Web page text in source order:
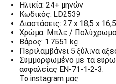
Ηλικία: 24+ μηνών
Κωδικός: LD2539
Διαστάσεις: 27 x 18,5 x
Χρώμα: Μπλε / Πολύχρωμο
Βάρος: 1.7551 kg
Περιλαμβάνει 5 ξύλινα
Συμμορφωμένο με τα
ασφαλείας EN-71-1-2-3.
Το instagram μας.